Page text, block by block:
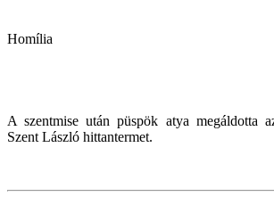
Homília
A szentmise után püspök atya megáldotta
Szent László hittantermet.